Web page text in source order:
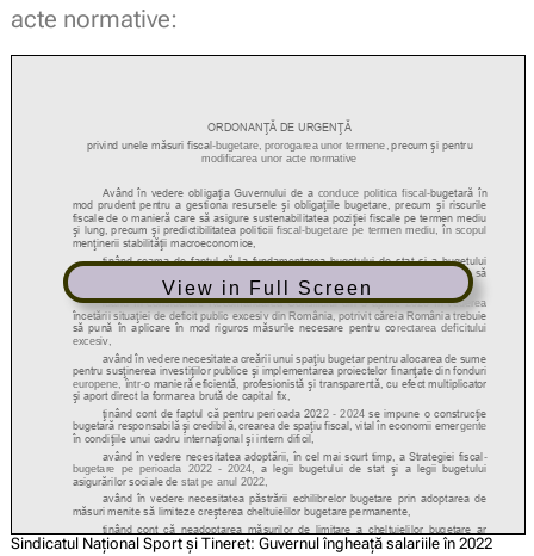
acte normative:
View in Full Screen
Sindicatul Național Sport și Tineret: Guvernul îngheață salariile în 2022